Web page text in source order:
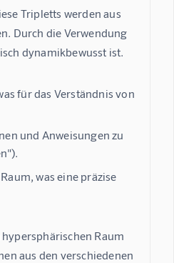
Tripletts werden aus
Durch die Verwendung
dynamikbewusst ist.
für das Verständnis von
und Anweisungen zu
was eine präzise
Raum
aus den verschiedenen